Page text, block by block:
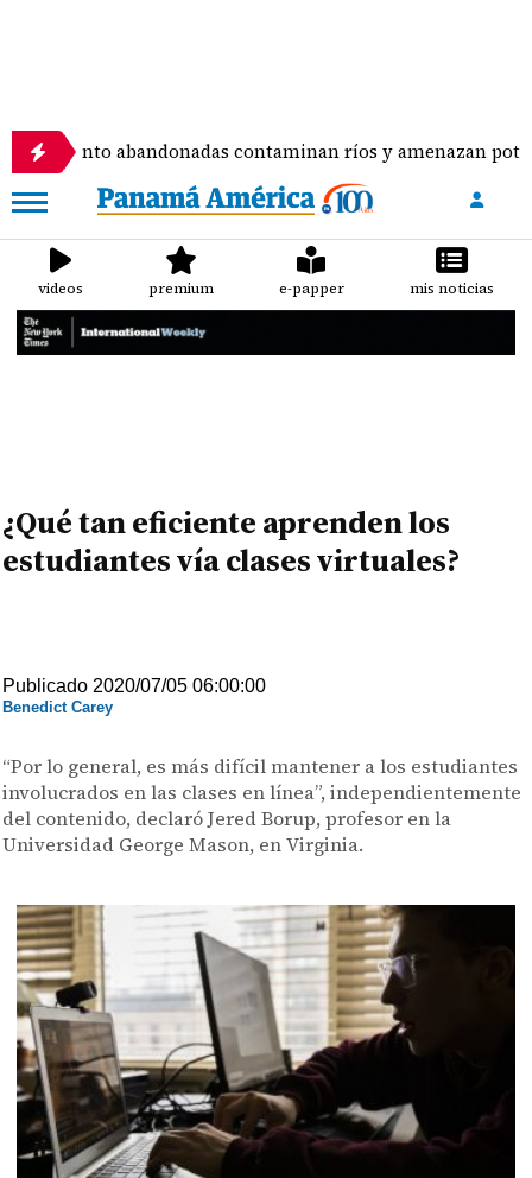
abandonadas contaminan ríos y amenazan
videos premium e-papper mis noticias
¿Qué tan eficiente aprenden los
estudiantes vía clases virtuales?
Publicado 2020/07/05 06:00:00
Benedict Carey
“Por lo general, es más difícil mantener a los estudiantes
involucrados en las clases en línea”, independientemente
del contenido, declaró Jered Borup, profesor en la
Universidad George Mason, en Virginia.